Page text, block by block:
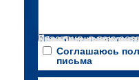
Участвуя, я даю согласие Центру Предпринимательства Ида-Вирумаа на обработку запрошенных персональных данных
Соглашаюсь
письма